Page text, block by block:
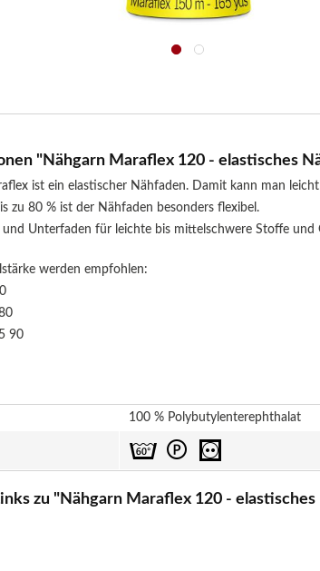
"Nähgarn Maraflex 120 - elastisches
ist ein elastischer Nähfaden. Damit kann man
zu 80 % ist der Nähfaden besonders flexibel.
und Unterfaden für leichte bis mittelschwere Stoffe und
werden empfohlen:
90
100 % Polybutylenterephthalat
zu "Nähgarn Maraflex 120 - elastisches